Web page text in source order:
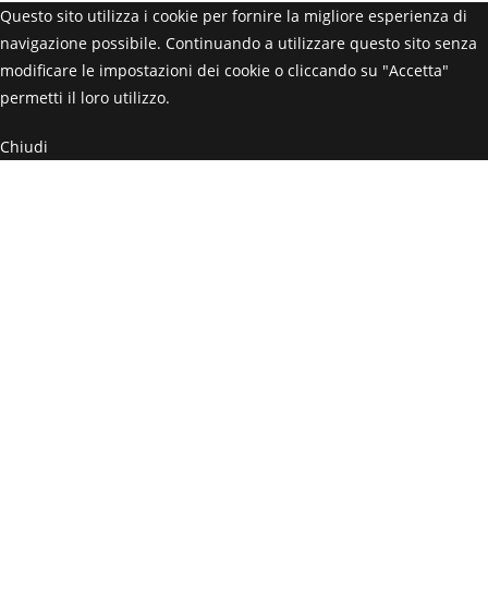
Questo sito utilizza i cookie per fornire la migliore esperienza di
navigazione possibile. Continuando a utilizzare questo sito senza
modificare le impostazioni dei cookie o cliccando su "Accetta"
permetti il loro utilizzo.
Chiudi